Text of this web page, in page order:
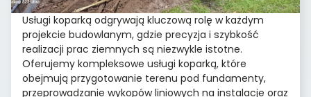
Usługi koparką odgrywają kluczową rolę w każdym
projekcie budowlanym, gdzie precyzja i szybkość
realizacji prac ziemnych są niezwykle istotne.
Oferujemy kompleksowe usługi koparką, które
obejmują przygotowanie terenu pod fundamenty,
przeprowadzanie wykopów liniowych na instalacje oraz